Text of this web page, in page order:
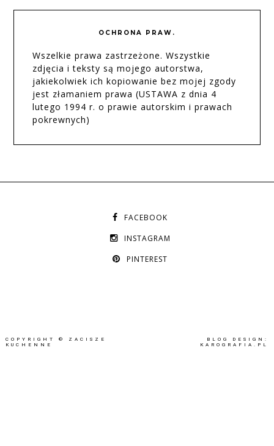
OCHRONA PRAW.
Wszelkie prawa zastrzeżone. Wszystkie
zdjęcia i teksty są mojego autorstwa,
jakiekolwiek ich kopiowanie bez mojej zgody
jest złamaniem prawa (USTAWA z dnia 4
lutego 1994 r. o prawie autorskim i prawach
pokrewnych)
FACEBOOK
INSTAGRAM
PINTEREST
COPYRIGHT ©
ZACISZE
KUCHENNE
BLOG DESIGN:
KAROGRAFIA.PL